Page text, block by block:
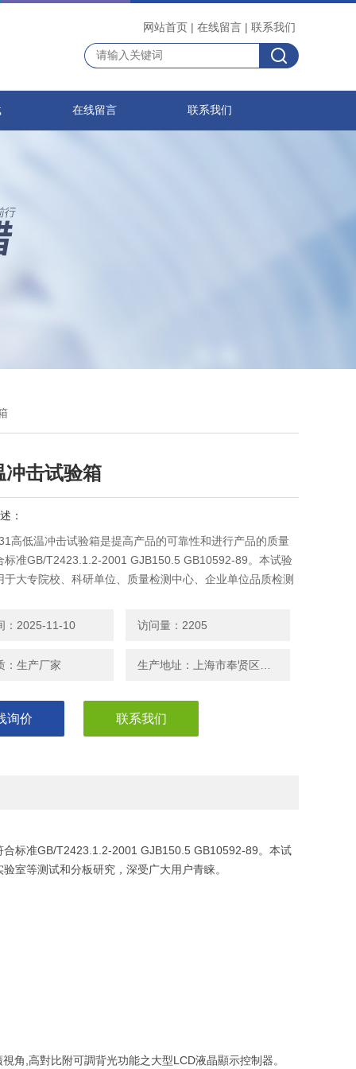
网站首页 | 在线留言 | 联系我们
在线留言 联系我们
冲击试验箱
：
高低温冲击试验箱是提高产品的可靠性和进行产品的质量
标准GB/T2423.1.2-2001 GJB150.5 GB10592-89。本试验
于大专院校、科研单位、质量检测中心、企业单位品质检测
：2025-11-10 访问量：2205
：生产厂家
询价 联系我们
标准GB/T2423.1.2-2001 GJB150.5 GB10592-89。本试
室等测试和分板研究，深受广大用户青睐。
角,高對比附可調背光功能之大型LCD液晶顯示控制器。